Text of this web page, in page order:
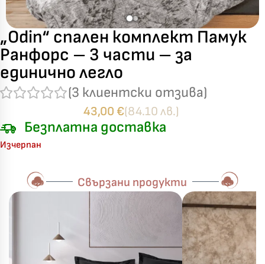
„Odin“ спален комплект Памук
Ранфорс – 3 части – за
единично легло
(3 клиентски отзива)
43,00 €(84.10 лв.)
Безплатна доставка
Изчерпан
Свързани продукти